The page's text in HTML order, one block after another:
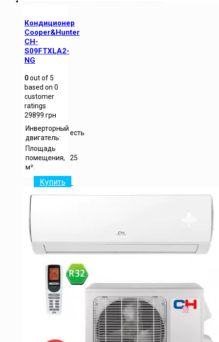
Кондиционер
Cooper&Hunter
CH-
S09FTXLA2-
NG
0out of5
based on 0
customer
ratings
29899 грн
Инверторный
двигатель:
есть
Площадь
помещения,
м²:
25
Купить